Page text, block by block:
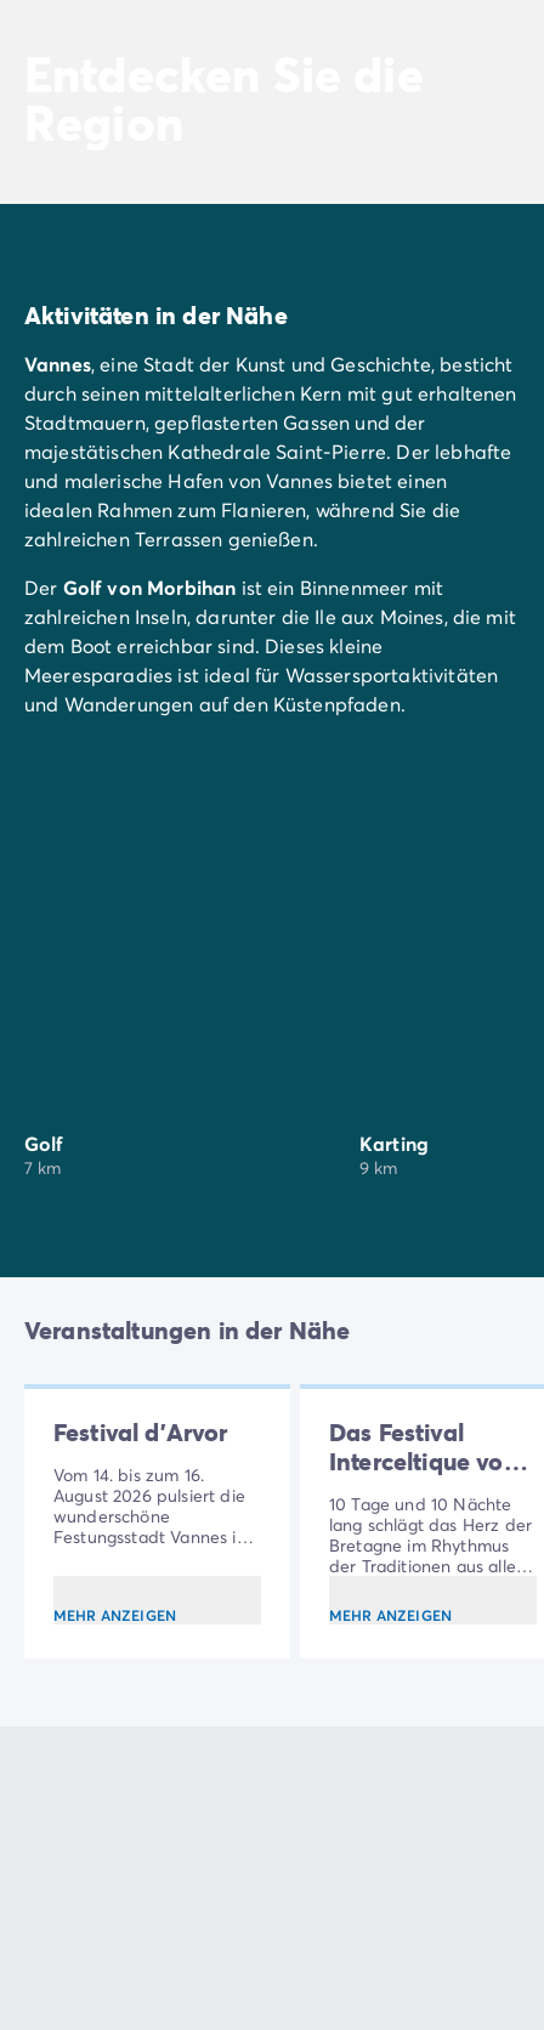
Aktivitäten in der Nähe
Vannes, eine Stadt der Kunst und Geschichte, besticht
durch seinen mittelalterlichen Kern mit gut erhaltenen
Stadtmauern, gepflasterten Gassen und der
majestätischen Kathedrale Saint-Pierre. Der lebhafte
und malerische Hafen von Vannes bietet einen
idealen Rahmen zum Flanieren, während Sie die
zahlreichen Terrassen genießen.
Der Golf von Morbihan ist ein Binnenmeer mit
zahlreichen Inseln, darunter die Ile aux Moines, die mit
dem Boot erreichbar sind. Dieses kleine
Meeresparadies ist ideal für Wassersportaktivitäten
und Wanderungen auf den Küstenpfaden.
und Abwechslung.
Golf
7 km
Karting
9 km
Veranstaltungen in der Nähe
Festival d’Arvor
Vom 14. bis zum 16.
August 2026 pulsiert die
wunderschöne
Festungsstadt Vannes im
MEHR ANZEIGEN
Das Festival
Interceltique von
Lorient
10 Tage und 10 Nächte
lang schlägt das Herz der
Bretagne im Rhythmus
der Traditionen aus allen
(Schottland, Irland, Wales,
Galicien ...).
MEHR ANZEIGEN